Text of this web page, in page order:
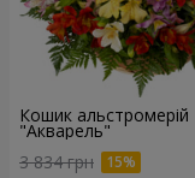
Кошик альстромерій
"Акварель"
3 834 грн